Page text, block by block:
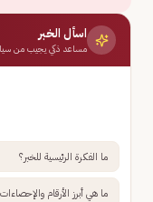
اسأل الخبر
مساعد ذكي يجيب من
ما الفكرة الرئيسية للخبر؟
ما هي أبرز الأرقام